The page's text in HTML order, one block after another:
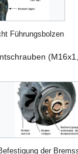
Führungsbolzen
der